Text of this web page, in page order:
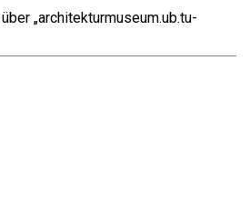
„architekturmuseum.ub.tu-